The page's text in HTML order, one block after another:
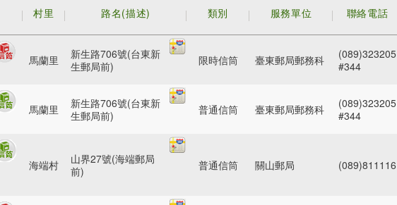
村里
路名(描述) 類別 服務單位 聯絡電話
馬蘭里
新生路706號(台東新
生郵局前)
限時信筒 臺東郵局郵務科
(089)323205
#344
馬蘭里
新生路706號(台東新
生郵局前)
普通信筒 臺東郵局郵務科
(089)323205
#344
海端村
山界27號(海端郵局
前)
普通信筒 關山郵局 (089)811116